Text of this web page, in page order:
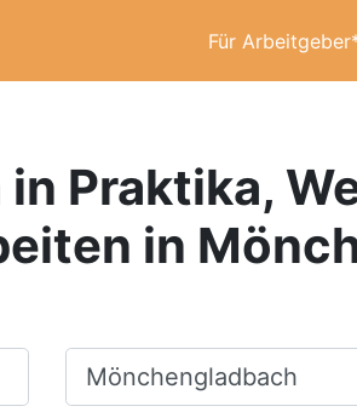
Für
in Praktika,
in
Ort, Stadt